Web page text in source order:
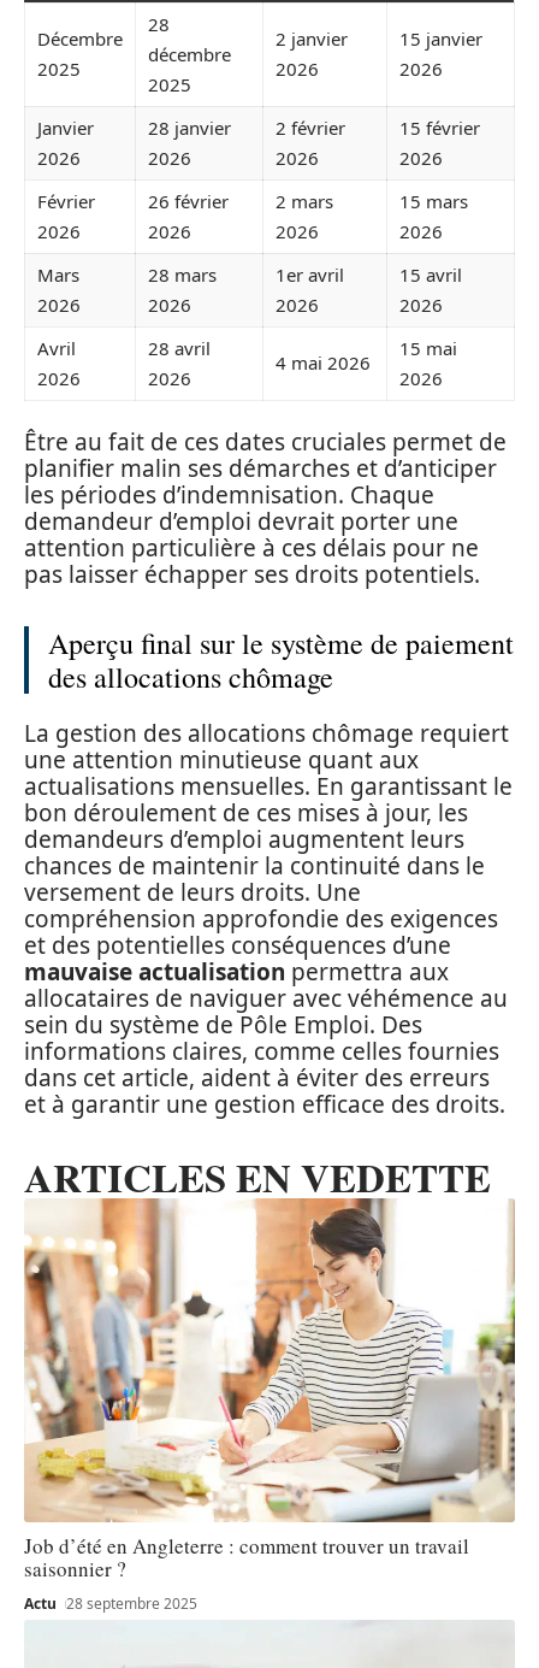
Décembre
2025
28
décembre
2025
2 janvier
2026
15 janvier
2026
Janvier
2026
28 janvier
2026
2 février
2026
15 février
2026
Février
2026
26 février
2026
2 mars
2026
15 mars
2026
Mars
2026
28 mars
2026
1er avril
2026
15 avril
2026
Avril
2026
28 avril
2026
4 mai 2026
15 mai
2026
Être au fait de ces dates cruciales permet de
planifier malin ses démarches et d’anticiper
les périodes d’indemnisation. Chaque
demandeur d’emploi devrait porter une
attention particulière à ces délais pour ne
pas laisser échapper ses droits potentiels.
Aperçu final sur le système de paiement
des allocations chômage
La gestion des allocations chômage requiert
une attention minutieuse quant aux
actualisations mensuelles. En garantissant le
bon déroulement de ces mises à jour, les
demandeurs d’emploi augmentent leurs
chances de maintenir la continuité dans le
versement de leurs droits. Une
compréhension approfondie des exigences
et des potentielles conséquences d’une
mauvaise actualisation permettra aux
allocataires de naviguer avec véhémence au
sein du système de Pôle Emploi. Des
informations claires, comme celles fournies
dans cet article, aident à éviter des erreurs
et à garantir une gestion efficace des droits.
ARTICLES EN VEDETTE
Job d’été en Angleterre : comment trouver un travail
saisonnier ?
Actu 28 septembre 2025